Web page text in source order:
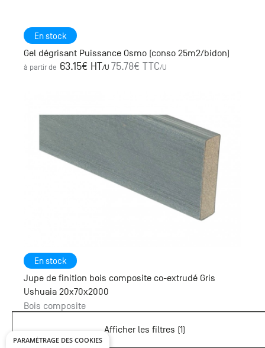
PARAMÉTRAGE DES COOKIES